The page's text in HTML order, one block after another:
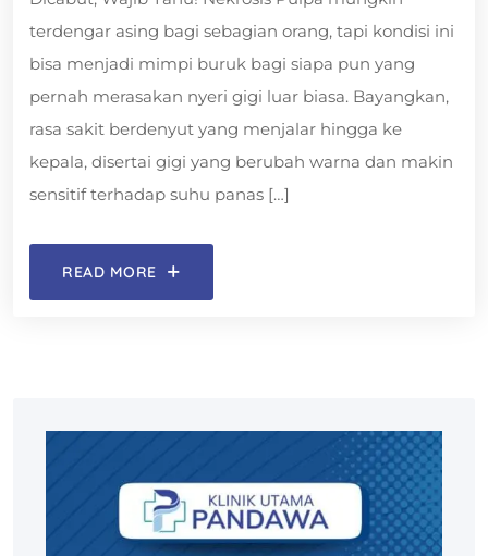
terdengar asing bagi sebagian orang, tapi kondisi ini
bisa menjadi mimpi buruk bagi siapa pun yang
pernah merasakan nyeri gigi luar biasa. Bayangkan,
rasa sakit berdenyut yang menjalar hingga ke
kepala, disertai gigi yang berubah warna dan makin
sensitif terhadap suhu panas […]
READ MORE